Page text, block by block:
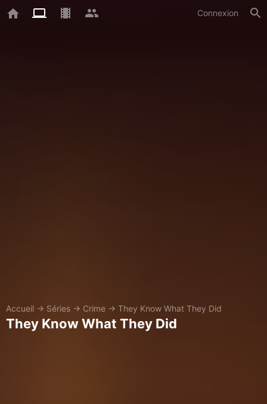
Connexion
Accueil → Séries → Crime → They Know What They Did
They Know What They Did